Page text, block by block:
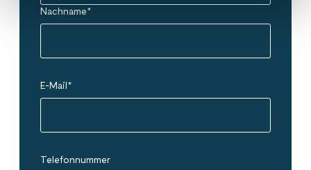
Nachname*
E-Mail*
Telefonnummer